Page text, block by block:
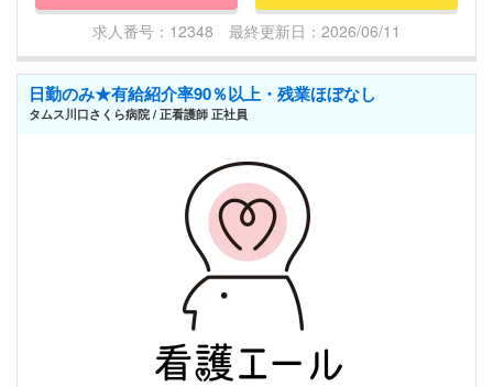
求人番号：12348 最終更新日：2026/06/11
日勤のみ★有給紹介率90％以上・残業ほぼなし
タムス川口さくら病院 / 正看護師 正社員